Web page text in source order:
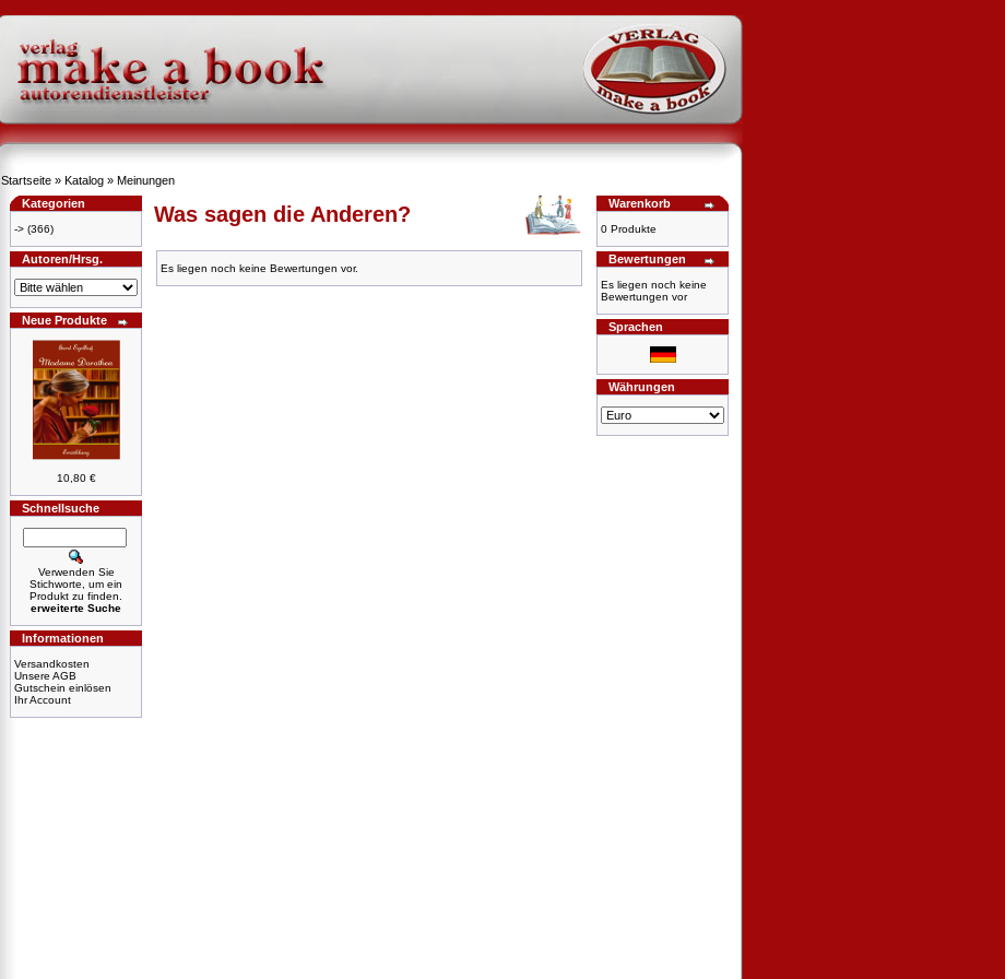
Startseite » Katalog » Meinungen
Kategorien
-> (366)
Autoren/Hrsg.
Neue Produkte
10,80 €
Schnellsuche
Verwenden Sie
Stichworte, um ein
Produkt zu finden.
erweiterte Suche
Informationen
Versandkosten
Unsere AGB
Gutschein einlösen
Ihr Account
Was sagen die Anderen?
Es liegen noch keine Bewertungen vor.
Warenkorb
0 Produkte
Bewertungen
Es liegen noch keine
Bewertungen vor
Sprachen
Währungen